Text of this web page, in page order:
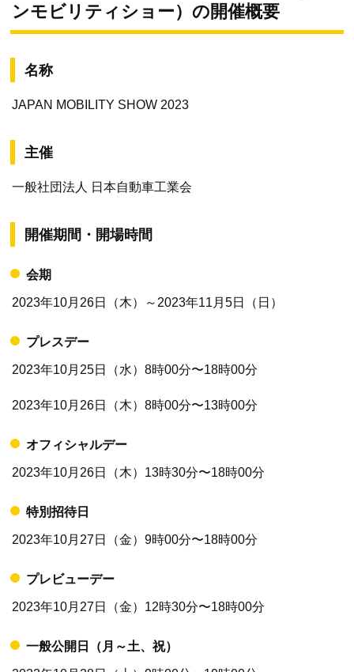
ンモビリティショー）の開催概要
名称
JAPAN MOBILITY SHOW 2023
主催
一般社団法人 日本自動車工業会
開催期間・開場時間
会期
2023年10月26日（木）～2023年11月5日（日）
プレスデー
2023年10月25日（水）8時00分〜18時00分
2023年10月26日（木）8時00分〜13時00分
オフィシャルデー
2023年10月26日（木）13時30分〜18時00分
特別招待日
2023年10月27日（金）9時00分〜18時00分
プレビューデー
2023年10月27日（金）12時30分〜18時00分
一般公開日（月～土、祝）